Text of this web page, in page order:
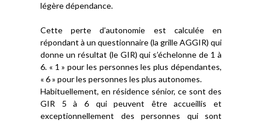
légère dépendance.
Cette perte d’autonomie est calculée en
répondant à un questionnaire (la grille AGGIR) qui
donne un résultat (le GIR) qui s’échelonne de 1 à
6. « 1 » pour les personnes les plus dépendantes,
« 6 » pour les personnes les plus autonomes.
Habituellement, en résidence sénior, ce sont des
GIR 5 à 6 qui peuvent être accueillis et
exceptionnellement des personnes qui sont